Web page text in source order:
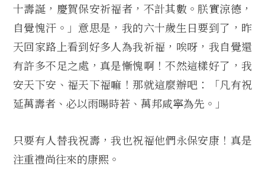
十壽誕，慶賀保安祈福者，不計其數。朕實涼德，
自覺愧汗。」意思是，我的六十歲生日要到了，昨
天回家路上看到好多人為我祈福，唉呀，我自覺還
有許多不足之處，真是慚愧啊！不然這樣好了，我
安天下安、福天下福嘛！那就這麼辦吧：「凡有祝
延萬壽者、必以雨暘時若、萬邦咸寧為先。」
只要有人替我祝壽，我也祝福他們永保安康！真是
注重禮尚往來的康熙。